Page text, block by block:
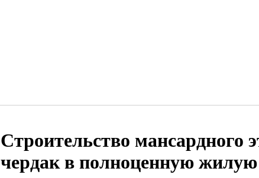
Строительство мансардного
чердак в полноценную жилую